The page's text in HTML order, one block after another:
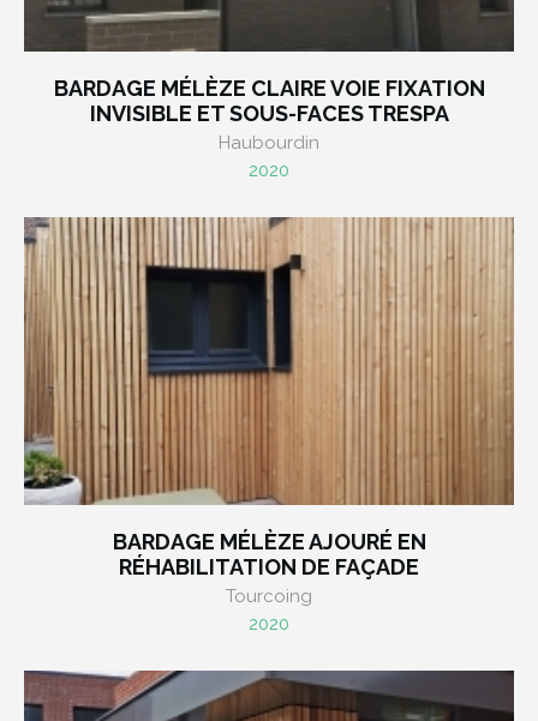
BARDAGE MÉLÈZE CLAIRE VOIE FIXATION
INVISIBLE ET SOUS-FACES TRESPA
Haubourdin
2020
BARDAGE MÉLÈZE AJOURÉ EN
RÉHABILITATION DE FAÇADE
Tourcoing
2020